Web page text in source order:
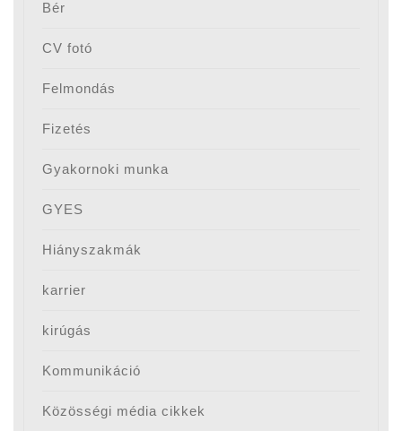
Bér
CV fotó
Felmondás
Fizetés
Gyakornoki munka
GYES
Hiányszakmák
karrier
kirúgás
Kommunikáció
Közösségi média cikkek